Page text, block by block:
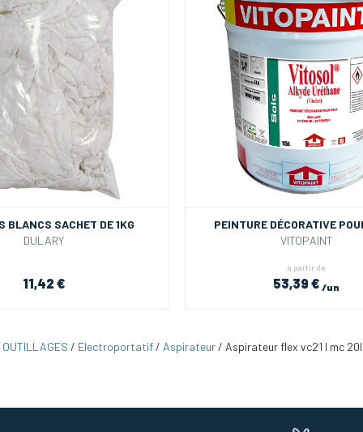
BLANCS SACHET DE 1KG
DULARY
11,42 €
PEINTURE DÉCORATIVE
VITOPAINT
à partir de
53,39 € /un
OUTILLAGES / Electroportatif / Aspirateur / Aspirateur flex vc21 l mc